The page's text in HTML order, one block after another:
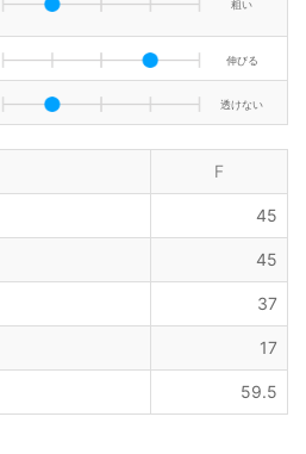
粗い
伸びる
透けない
F
45
45
37
17
59.5